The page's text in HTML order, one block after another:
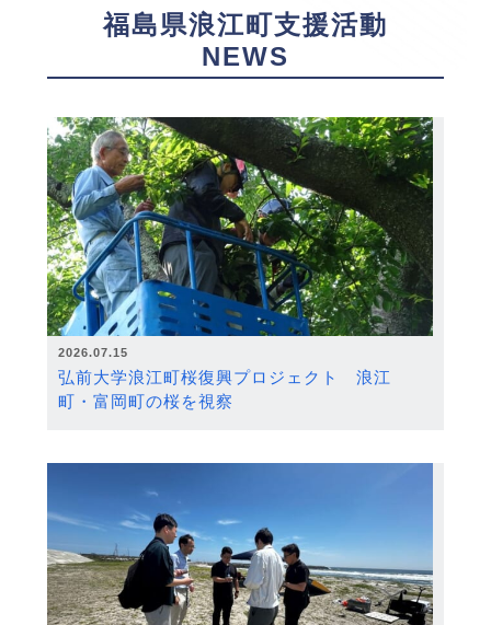
福島県浪江町支援活動
NEWS
2026.07.15
弘前大学浪江町桜復興プロジェクト 浪江
町・富岡町の桜を視察